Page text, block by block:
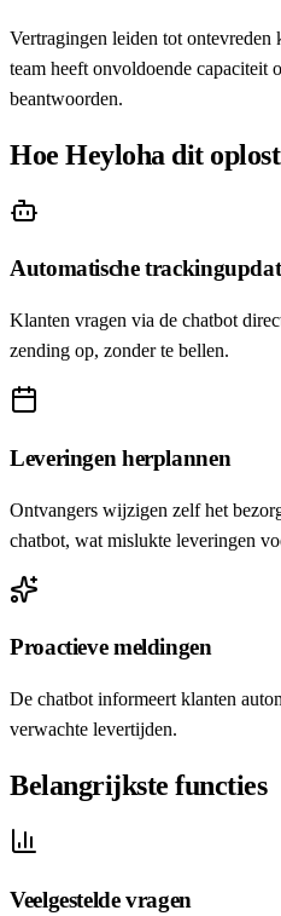
Vertragingen leiden tot ontevreden
team heeft onvoldoende capaciteit
beantwoorden.
Hoe Heyloha dit oplost
Automatische
Klanten vragen via de chatbot
zending op, zonder te bellen.
Leveringen herplannen
Ontvangers wijzigen zelf het
chatbot, wat mislukte leveringen
Proactieve meldingen
De chatbot informeert klanten
verwachte levertijden.
Belangrijkste functies
Veelgestelde vragen